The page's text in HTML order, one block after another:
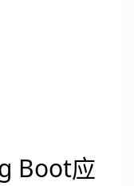
Boot应